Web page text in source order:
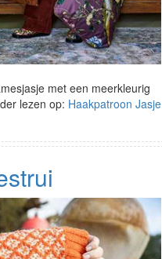
met een meerkleurig
lezen op: Haakpatroon Jasje